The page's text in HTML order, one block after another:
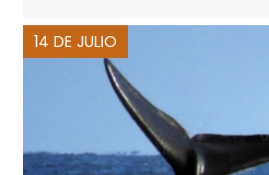
14 DE JULIO